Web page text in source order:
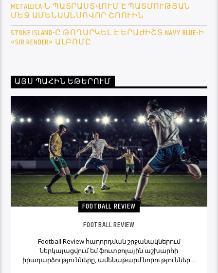
METALLICA-Ն ՊԱՏՐԱՍՏՎՈՒՄ Է ՊԱՏՄՈՒԹՅԱՆ
ՄԵՋ ԱՄԵՆԱԱՆՍՈՎՈՐ ՇՈՈՒԻՆ
STONE ISLAND-Ը ԹՈՂԱՐԿԵԼ Է ԵՐԱԺԻՇՏ NAVY BLUE-Ի
«SIR RENDER» ԱԼԲՈՄԸ
ԱՅՍ ՊԱՀԻՆ ԵԹԵՐՈՒՄ
FOOTBALL REVIEW
FOOTBALL REVIEW
Football Review հաղորդման շրջանակներում
ներկայացվում եմ ֆուտբոլային աշխարհի
իրադարձությունները, ամենաթարմ նորությունները,